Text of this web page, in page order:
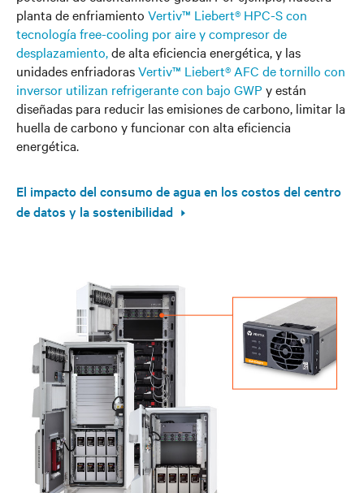
planta de enfriamiento Vertiv™ Liebert® HPC-S con
tecnología free-cooling por aire y compresor de
desplazamiento,de alta eficiencia energética, y las
unidades enfriadorasVertiv™ Liebert® AFC de tornillo con
inversor utilizan refrigerante con bajo GWP y están
diseñadas para reducir las emisiones de carbono, limitar la
huella de carbono y funcionar con alta eficiencia
energética.
El impacto del consumo de agua en los costos del centro
de datos y la sostenibilidad